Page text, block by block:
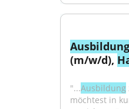
Ausbildung
(m/w/d),
"...Ausbildung
möchtest in